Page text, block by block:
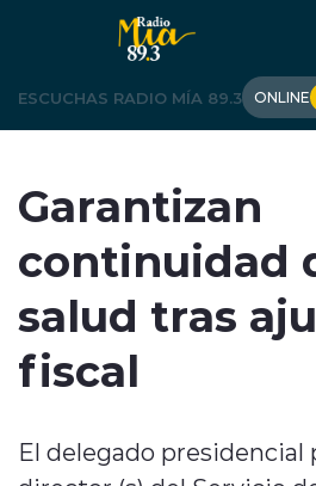
ESCUCHAS RADIO MÍA 89.3 ONLINE
ACTUALIDAD
DEPORTES
Garantizan
continuidad
salud tras
fiscal
El delegado presidencial